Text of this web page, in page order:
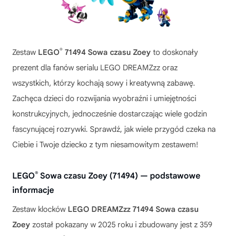
Zestaw LEGO® 71494 Sowa czasu Zoey to doskonały
prezent dla fanów serialu LEGO DREAMZzz oraz
wszystkich, którzy kochają sowy i kreatywną zabawę.
Zachęca dzieci do rozwijania wyobraźni i umiejętności
konstrukcyjnych, jednocześnie dostarczając wiele godzin
fascynującej rozrywki. Sprawdź, jak wiele przygód czeka na
Ciebie i Twoje dziecko z tym niesamowitym zestawem!
LEGO® Sowa czasu Zoey (71494) — podstawowe
informacje
Zestaw klocków LEGO DREAMZzz 71494 Sowa czasu
Zoey został pokazany w 2025 roku i zbudowany jest z 359